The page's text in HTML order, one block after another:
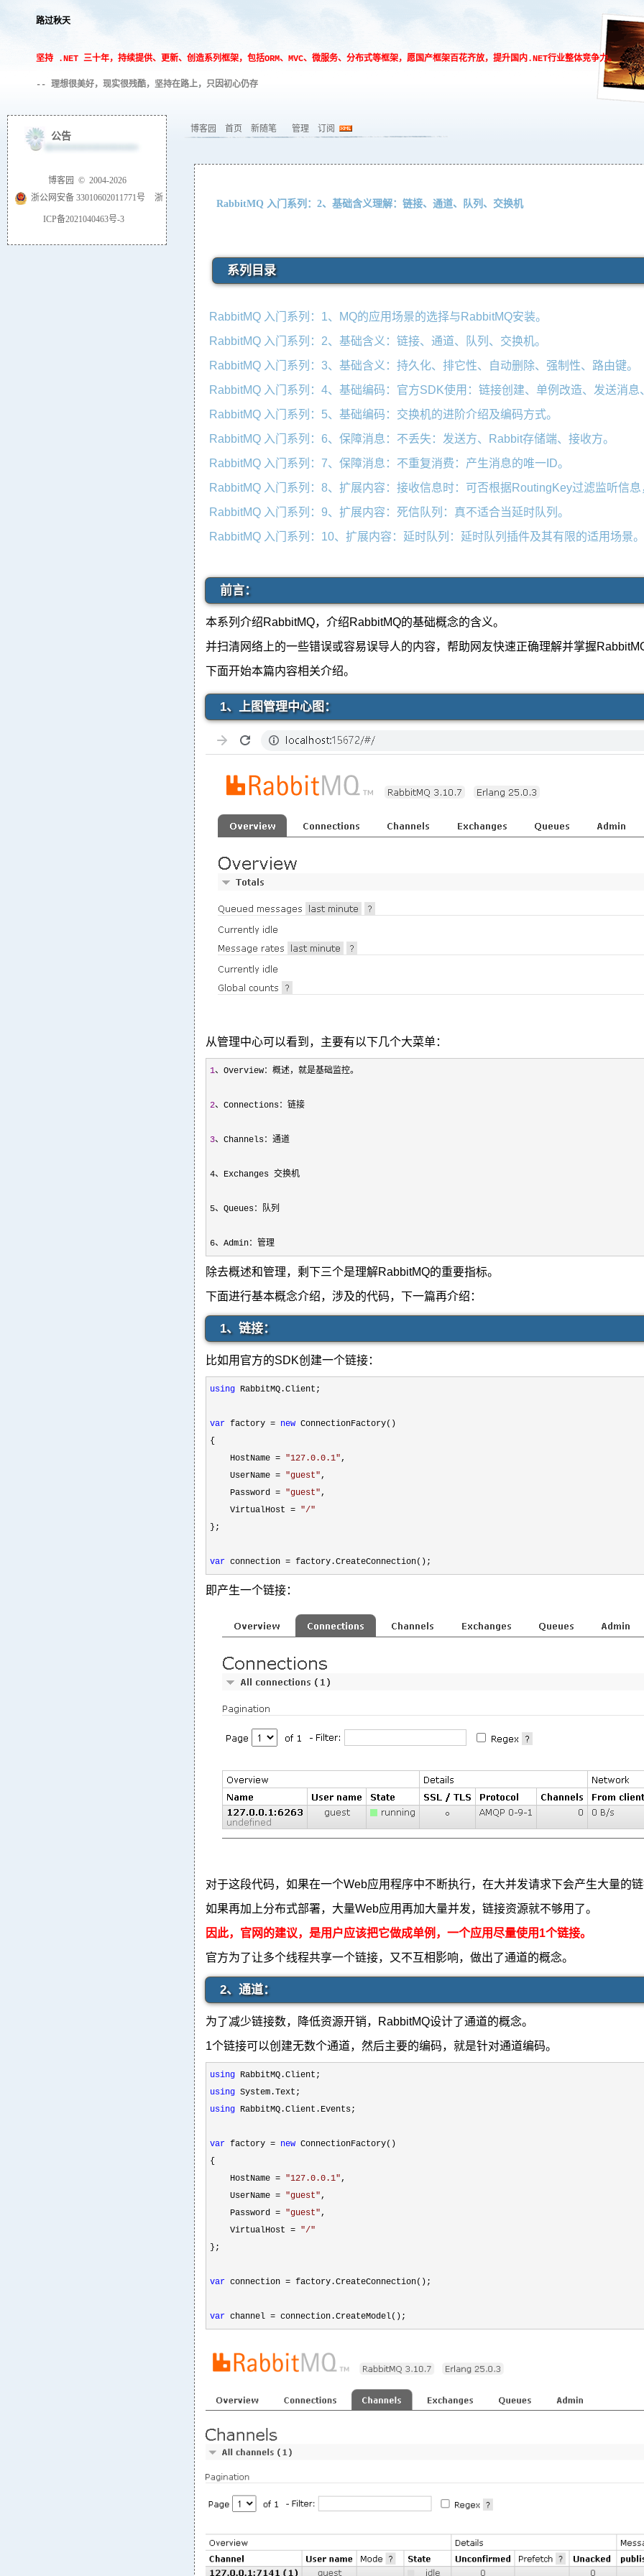
路过秋天
坚持 .NET 三十年，持续提供、更新、创造系列框架，包括ORM、MVC、微服务、分布式等框架，愿国产框架百花齐放，提升国内.NET行业整体竞争力。
-- 理想很美好，现实很残酷，坚持在路上，只因初心仍存
博客园 首页 新随笔 管理 订阅
RabbitMQ 入门系列：2、基础含义理解：链接、通道、队列、交换机
系列目录
RabbitMQ 入门系列：1、MQ的应用场景的选择与RabbitMQ安装。
RabbitMQ 入门系列：2、基础含义：链接、通道、队列、交换机。
RabbitMQ 入门系列：3、基础含义：持久化、排它性、自动删除、强制性、路由键。
RabbitMQ 入门系列：4、基础编码：官方SDK使用：链接创建、单例改造、发送消息
RabbitMQ 入门系列：5、基础编码：交换机的进阶介绍及编码方式。
RabbitMQ 入门系列：6、保障消息：不丢失：发送方、Rabbit存储端、接收方。
RabbitMQ 入门系列：7、保障消息：不重复消费：产生消息的唯一ID。
RabbitMQ 入门系列：8、扩展内容：接收信息时：可否根据RoutingKey过滤监听信
RabbitMQ 入门系列：9、扩展内容：死信队列：真不适合当延时队列。
RabbitMQ 入门系列：10、扩展内容：延时队列：延时队列插件及其有限的适用场景。
前言：
本系列介绍RabbitMQ，介绍RabbitMQ的基础概念的含义。
并扫清网络上的一些错误或容易误导人的内容，帮助网友快速正确理解并掌握
下面开始本篇内容相关介绍。
1、上图管理中心图：
从管理中心可以看到，主要有以下几个大菜单：
1、Overview：概述，就是基础监控。
2、Connections：链接
3、Channels：通道
4、Exchanges 交换机
5、Queues：队列
6、Admin：管理
除去概述和管理，剩下三个是理解RabbitMQ的重要指标。
下面进行基本概念介绍，涉及的代码，下一篇再介绍：
1、链接：
比如用官方的SDK创建一个链接：
using RabbitMQ.Client;
var factory = new ConnectionFactory()
{
    HostName
= "127.0.0.1" ,
    UserName
= "guest" ,
    Password
= "guest" ,
    VirtualHost
= "/"
};
var connection = factory.CreateConnection();
即产生一个链接：
对于这段代码，如果在一个Web应用程序中不断执行，在大并发请求下会产生大量的
如果再加上分布式部署，大量Web应用再加大量并发，链接资源就不够用了。
因此，官网的建议，是用户应该把它做成单例，一个应用尽量使用1个链接。
官方为了让多个线程共享一个链接，又不互相影响，做出了通道的概念。
2、通道：
为了减少链接数，降低资源开销，RabbitMQ设计了通道的概念。
1个链接可以创建无数个通道，然后主要的编码，就是针对通道编码。
using
using
using RabbitMQ.Client.Events;
var factory = new ConnectionFactory()
{
    HostName
= "127.0.0.1" ,
    UserName
= "guest" ,
    Password
= "guest" ,
    VirtualHost
= "/"
};
var connection = factory.CreateConnection();
var channel = connection.CreateModel();
公告
博客园 © 2004-2026
浙公网安备 33010602011771号
浙
ICP备2021040463号-3